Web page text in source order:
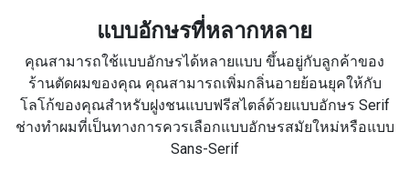
แบบอักษรที่หลากหลาย
คุณสามารถใช้แบบอักษรได้หลายแบบ ขึ้นอยู่กับลูกค้าของ
ร้านตัดผมของคุณ คุณสามารถเพิ่มกลิ่นอายย้อนยุคให้กับ
โลโก้ของคุณสำหรับฝูงชนแบบฟรีสไตล์ด้วยแบบอักษร Serif
ช่างทำผมที่เป็นทางการควรเลือกแบบอักษรสมัยใหม่หรือแบบ
Sans-Serif